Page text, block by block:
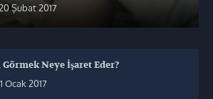
Şubat 2017
Neye İşaret Eder?
Ocak 2017